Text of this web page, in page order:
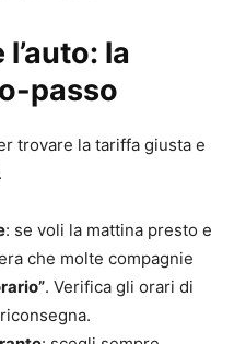
la
passo
trovare la tariffa giusta e
: se voli la mattina presto e
che molte compagnie
. Verifica gli orari di